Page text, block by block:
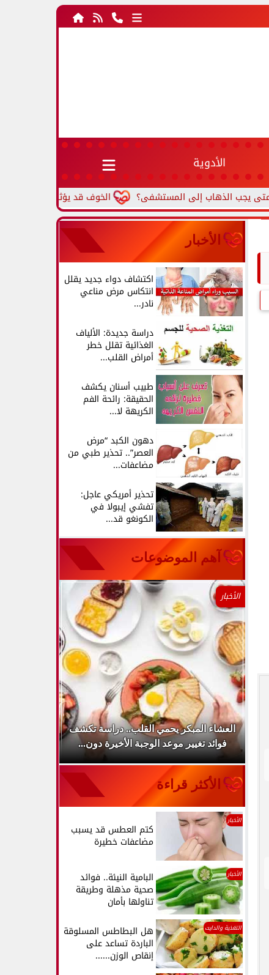
الأدوية
الخوف قد يؤثر على القلب.. متى
الأخبار
اكتشاف دواء جديد يقلل
انتكاس مرض مناعي
نادر...
دراسة جديدة: الألياف
الغذائية تقلل خطر
أمراض القلب...
طبيب أسنان يكشف
الحقيقة: رائحة الفم
الكريهة لا...
دهون الكبد “مرض
العصر”.. تحذير طبي من
مضاعفات...
تحذير أمريكي عاجل:
تفشي إيبولا في
الكونغو قد...
آهم الموضوعات
الأخبار
العشاء المبكر يحمي القلب.. دراسة تكشف
فوائد تغيير موعد الوجبة الأخيرة دون...
الأكثر قراءة
الأخبار
كتم العطس قد يسبب
مضاعفات خطيرة
الأخبار البامية النيئة.. فوائد
صحية مذهلة وطريقة
تناولها بأمان
التغذية والدايت هل البطاطس المسلوقة
الباردة تساعد على
إنقاص الوزن......